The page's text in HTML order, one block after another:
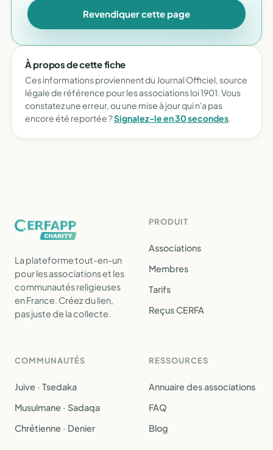
Revendiquer cette page
À propos de cette fiche
Ces informations proviennent du Journal Officiel, source
légale de référence pour les associations loi 1901. Vous
constatez une erreur, ou une mise à jour qui n'a pas
encore été reportée ?Signalez-le en 30 secondes.
La plateforme tout-en-un
pour les associations et les
communautés religieuses
en France. Créez du lien,
pas juste de la collecte.
PRODUIT
Associations
Membres
Tarifs
Reçus CERFA
COMMUNAUTÉS
Juive · Tsedaka
Musulmane · Sadaqa
Chrétienne · Denier
RESSOURCES
Annuaire des associations
FAQ
Blog